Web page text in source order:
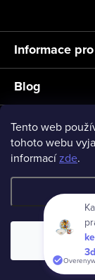
Tento web
tohoto webu
informacízde.
í Informace
Blog
Přihlášení
Copyright 2026